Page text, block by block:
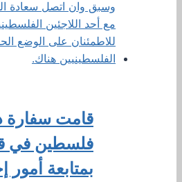
قامت سفارة
فلسطين في
بمتابعة أمور